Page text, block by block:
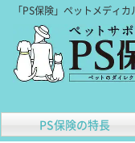
「PS保険」ペットメディ
PS保険の特長